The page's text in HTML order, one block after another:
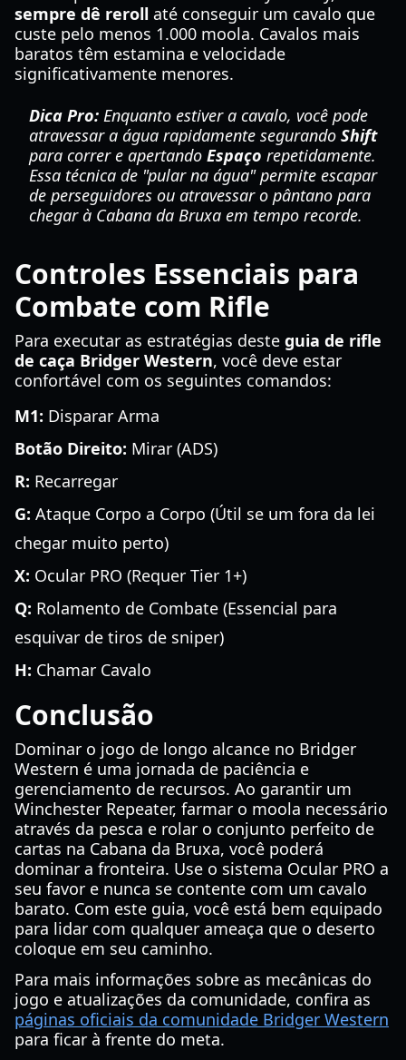
sempre dê reroll até conseguir um cavalo que
custe pelo menos 1.000 moola. Cavalos mais
baratos têm estamina e velocidade
significativamente menores.
Dica Pro: Enquanto estiver a cavalo, você pode
atravessar a água rapidamente segurando Shift
para correr e apertando Espaço repetidamente.
Essa técnica de "pular na água" permite escapar
de perseguidores ou atravessar o pântano para
chegar à Cabana da Bruxa em tempo recorde.
Controles Essenciais para
Combate com Rifle
Para executar as estratégias deste guia de rifle
de caça Bridger Western, você deve estar
confortável com os seguintes comandos:
M1: Disparar Arma
Botão Direito: Mirar (ADS)
R: Recarregar
G: Ataque Corpo a Corpo (Útil se um fora da lei
chegar muito perto)
X: Ocular PRO (Requer Tier 1+)
Q: Rolamento de Combate (Essencial para
esquivar de tiros de sniper)
H: Chamar Cavalo
Conclusão
Dominar o jogo de longo alcance no Bridger
Western é uma jornada de paciência e
gerenciamento de recursos. Ao garantir um
Winchester Repeater, farmar o moola necessário
através da pesca e rolar o conjunto perfeito de
cartas na Cabana da Bruxa, você poderá
dominar a fronteira. Use o sistema Ocular PRO a
seu favor e nunca se contente com um cavalo
barato. Com este guia, você está bem equipado
para lidar com qualquer ameaça que o deserto
coloque em seu caminho.
Para mais informações sobre as mecânicas do
jogo e atualizações da comunidade, confira as
páginas oficiais da comunidade Bridger Western
para ficar à frente do meta.